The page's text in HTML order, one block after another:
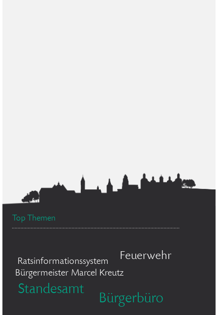
Top Themen
Ratsinformationssystem Feuerwehr
Bürgermeister Marcel Kreutz
Standesamt
Bürgerbüro